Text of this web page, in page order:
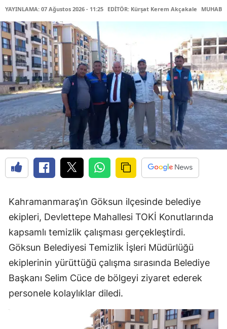
YAYINLAMA: 07 Ağustos 2026 - 11:25 EDİTÖR: Kürşat Kerem Akçakale
Kahramanmaraş’ın Göksun ilçesinde belediye
ekipleri, Devlettepe Mahallesi TOKİ Konutlarında
kapsamlı temizlik çalışması gerçekleştirdi.
Göksun Belediyesi Temizlik İşleri Müdürlüğü
ekiplerinin yürüttüğü çalışma sırasında Belediye
Başkanı Selim Cüce de bölgeyi ziyaret ederek
personele kolaylıklar diledi.